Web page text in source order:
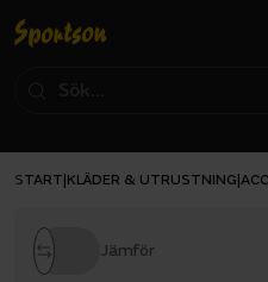
START KLÄDER & UTRUSTNING
Jämför